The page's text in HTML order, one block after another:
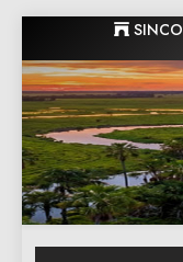
to
content
SINCO